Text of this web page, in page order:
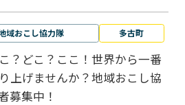
域おこし協力隊 多古町
？どこ？ここ！世界から一番
上げませんか？地域おこし協
募集中！